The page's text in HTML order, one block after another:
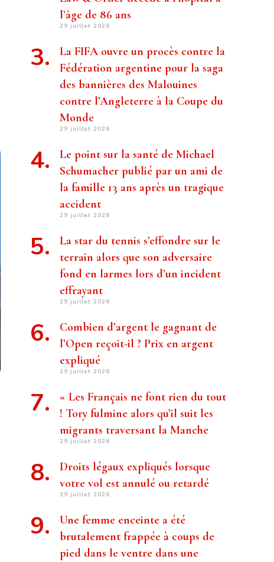
l’âge de 86 ans
29 juillet 2026
La FIFA ouvre un procès contre la
Fédération argentine pour la saga
des bannières des Malouines
contre l’Angleterre à la Coupe du
Monde
29 juillet 2026
Le point sur la santé de Michael
Schumacher publié par un ami de
la famille 13 ans après un tragique
accident
29 juillet 2026
La star du tennis s’effondre sur le
terrain alors que son adversaire
fond en larmes lors d’un incident
effrayant
29 juillet 2026
Combien d’argent le gagnant de
l’Open reçoit-il ? Prix ​​en argent
expliqué
29 juillet 2026
« Les Français ne font rien du tout
! Tory fulmine alors qu’il suit les
migrants traversant la Manche
29 juillet 2026
Droits légaux expliqués lorsque
votre vol est annulé ou retardé
29 juillet 2026
Une femme enceinte a été
brutalement frappée à coups de
pied dans le ventre dans une